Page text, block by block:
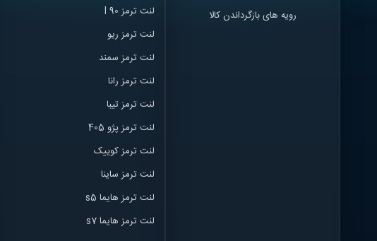
رویه های بازگرداندن کالا
لنت ترمز l 90
لنت ترمز ریو
لنت ترمز سمند
لنت ترمز رانا
لنت ترمز تیبا
لنت ترمز پژو 405
لنت ترمز کوییک
لنت ترمز ساینا
لنت ترمز هایما s5
لنت ترمز هایما s7